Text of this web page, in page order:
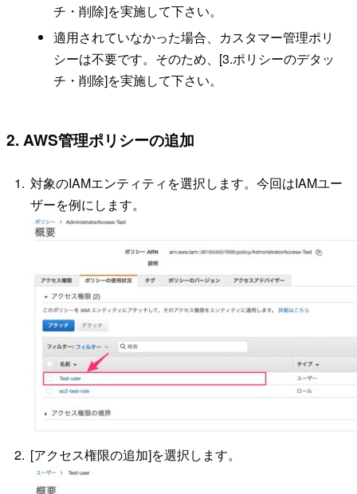
チ・削除]を実施して下さい。
適用されていなかった場合、カスタマー管理ポリ
シーは不要です。そのため、[3.ポリシーのデタッ
チ・削除]を実施して下さい。
2. AWS管理ポリシーの追加
対象のIAMエンティティを選択します。今回はIAMユー
ザーを例にします。
[アクセス権限の追加]を選択します。